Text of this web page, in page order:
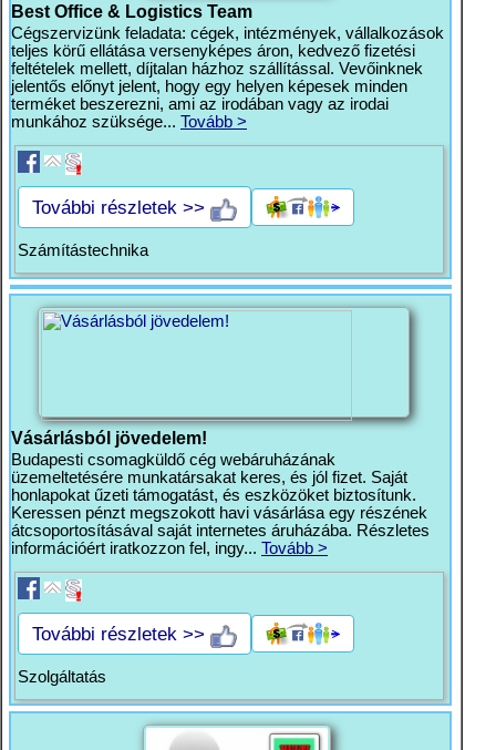
Best Office & Logistics Team
Cégszervizünk feladata: cégek, intézmények, vállalkozások
teljes körű ellátása versenyképes áron, kedvező fizetési
feltételek mellett, díjtalan házhoz szállítással. Vevőinknek
jelentős előnyt jelent, hogy egy helyen képesek minden
terméket beszerezni, ami az irodában vagy az irodai
munkához szüksége... Tovább >
További részletek >>
Számítástechnika
Vásárlásból jövedelem!
Budapesti csomagküldő cég webáruházának
üzemeltetésére munkatársakat keres, és jól fizet. Saját
honlapokat űzeti támogatást, és eszközöket biztosítunk.
Keressen pénzt megszokott havi vásárlása egy részének
átcsoportosításával saját internetes áruházába. Részletes
információért iratkozzon fel, ingy... Tovább >
További részletek >>
Szolgáltatás